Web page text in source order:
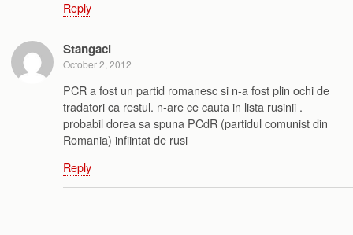
Reply
Stangaci
October 2, 2012
PCR a fost un partid romanesc si n-a fost plin ochi de
tradatori ca restul. n-are ce cauta in lista rusinii .
probabil dorea sa spuna PCdR (partidul comunist din
Romania) infiintat de rusi
Reply